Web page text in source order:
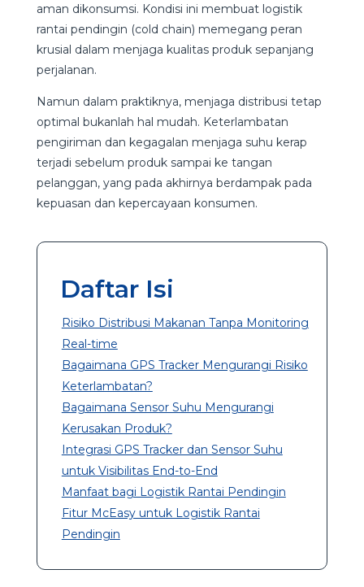
aman dikonsumsi. Kondisi ini membuat logistik
rantai pendingin (cold chain) memegang peran
krusial dalam menjaga kualitas produk sepanjang
perjalanan.
Namun dalam praktiknya, menjaga distribusi tetap
optimal bukanlah hal mudah. Keterlambatan
pengiriman dan kegagalan menjaga suhu kerap
terjadi sebelum produk sampai ke tangan
pelanggan, yang pada akhirnya berdampak pada
kepuasan dan kepercayaan konsumen.
Daftar Isi
Risiko Distribusi Makanan Tanpa Monitoring
Real-time
Bagaimana GPS Tracker Mengurangi Risiko
Keterlambatan?
Bagaimana Sensor Suhu Mengurangi
Kerusakan Produk?
Integrasi GPS Tracker dan Sensor Suhu
untuk Visibilitas End-to-End
Manfaat bagi Logistik Rantai Pendingin
Fitur McEasy untuk Logistik Rantai
Pendingin